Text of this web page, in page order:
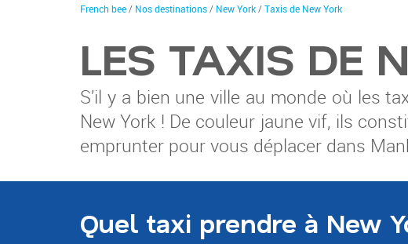
You
French bee/ Nos destinations/ New York/Taxis de New York
LES TAXIS DE
S’il y a bien une ville au monde où les
New York ! De couleur jaune vif, ils
emprunter pour vous déplacer dans
Quel taxi prendre à New